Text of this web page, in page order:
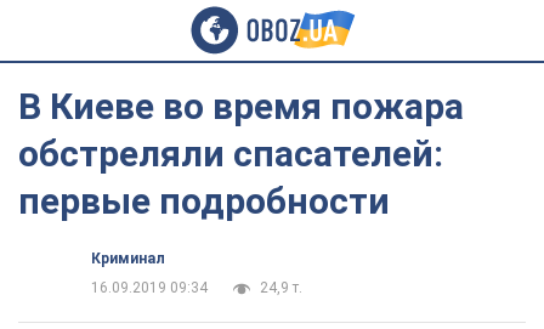
В Киеве во время пожара
обстреляли спасателей:
первые подробности
Криминал
16.09.2019 09:34
24,9 т.